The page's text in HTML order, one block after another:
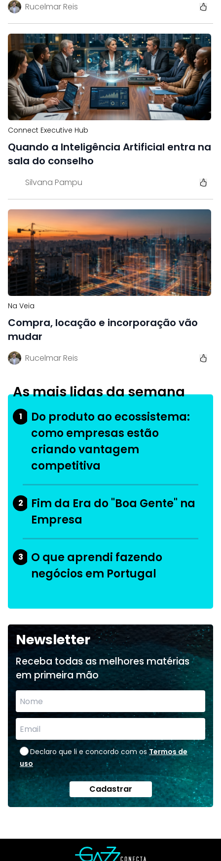
Rucelmar Reis
Connect Executive Hub
Quando a Inteligência Artificial entra na
sala do conselho
Silvana Pampu
Na Veia
Compra, locação e incorporação vão
mudar
Rucelmar Reis
As mais lidas da semana
1
Do produto ao ecossistema:
como empresas estão
criando vantagem
competitiva
2
Fim da Era do "Boa Gente" na
Empresa
3
O que aprendi fazendo
negócios em Portugal
Newsletter
Receba todas as melhores matérias
em primeira mão
Declaro que li e concordo com os Termos de
uso
Cadastrar